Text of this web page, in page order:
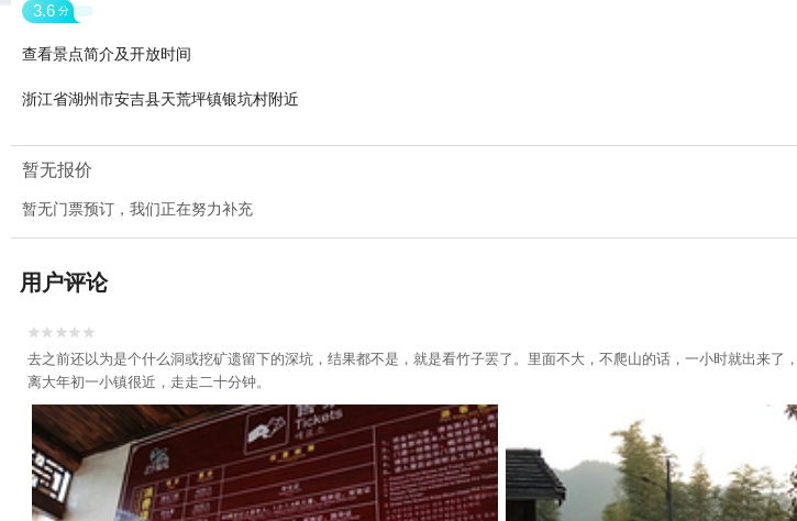
3.6 分
查看景点简介及开放时间
浙江省湖州市安吉县天荒坪镇银坑村附近
暂无报价
暂无门票预订，我们正在努力补充
用户评论


去之前还以为是个什么洞或挖矿遗留下的深坑，结果都不是，就是看竹子罢了。里面不大，不爬山的话，一小时就出来
离大年初一小镇很近，走走二十分钟。